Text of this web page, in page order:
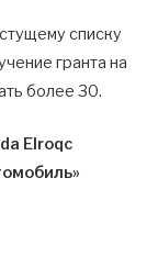
списку
гранта на
более 30.
Elroqс